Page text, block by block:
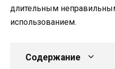
длительным
использованием.
Содержание